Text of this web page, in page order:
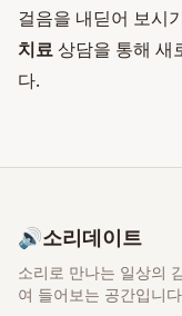
걸음을 내딛어 보시
치료상담을 통해 새
다.
🔊소리데이트
소리로 만나는 일상의
여 들어보는 공간입니